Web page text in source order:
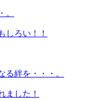
。
しろい！！
る絆を・・・。
ました！